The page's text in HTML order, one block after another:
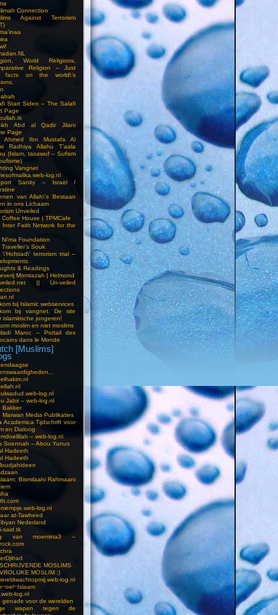
Connection
Against Terrorism
World Religions,
Religion – Just
facts on the world\’s
Start Siden – The Salafi
Page
Abd al Qadir Jilani
Page
Ahmed Ibn Mustafa Al
Radhiya Allahu T’aala
(Islam, tasawuf – Sufism
Vangnet
log.nl
Sanity – Israel /
van Allah\’s Bestaan
in ons Lichaam
Unveiled
Coffee House | TPMCafe
Inter Faith Network for the
Ni’ma Foundation
Traveller’s Souk
\’Hofstad\’ terrorism trial –
& Readings
Momtazah | Helmond
veiled.net || Un-veiled
bij Islamic webservices
bij vangnet. De site
islamitische jongeren!
moslim en niet moslims
Maroc – Portail des
dans le Monde
[Muslims]
log.nl
Jabir – web-log.nl
Bakker
Marwan Media Publikaties
Academica Tijdschrift voor
en Dialoog
– web-log.nl
Soennah – Abou Yunus
Hadeeth
Hadeeth
Bismilaahi Rahmaani
log.nl
at-Tawheed
Nederland
said.tk
van moemina3 –
MOSLIMS
MOSLIM ;)
log.nl
log.nl
genade voor de werelden
wapen tegen de